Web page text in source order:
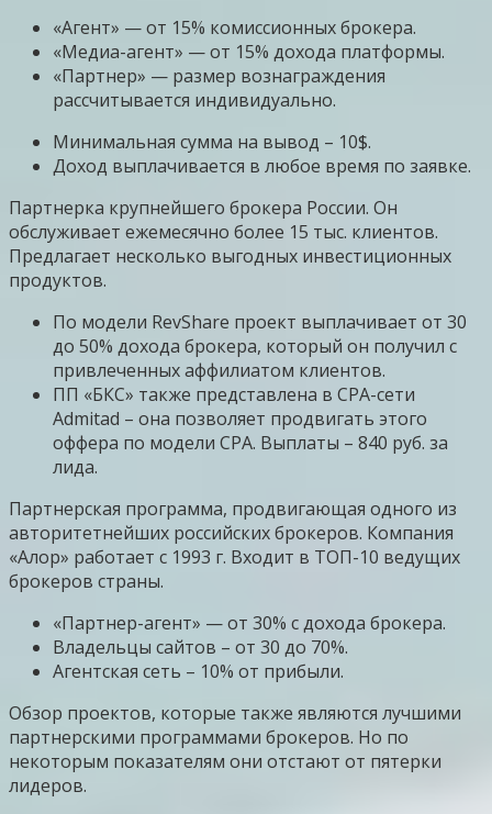
«Агент» — от 15% комиссионных брокера.
«Медиа-агент» — от 15% дохода платформы.
«Партнер» — размер вознаграждения
рассчитывается индивидуально.
Минимальная сумма на вывод – 10$.
Доход выплачивается в любое время по заявке.
Партнерка крупнейшего брокера России. Он
обслуживает ежемесячно более 15 тыс. клиентов.
Предлагает несколько выгодных инвестиционных
продуктов.
По модели RevShare проект выплачивает от 30
до 50% дохода брокера, который он получил с
привлеченных аффилиатом клиентов.
ПП «БКС» также представлена в CPA-сети
Admitad – она позволяет продвигать этого
оффера по модели CPA. Выплаты – 840 руб. за
лида.
Партнерская программа, продвигающая одного из
авторитетнейших российских брокеров. Компания
«Алор» работает с 1993 г. Входит в ТОП-10 ведущих
брокеров страны.
«Партнер-агент» — от 30% с дохода брокера.
Владельцы сайтов – от 30 до 70%.
Агентская сеть – 10% от прибыли.
Обзор проектов, которые также являются лучшими
партнерскими программами брокеров. Но по
некоторым показателям они отстают от пятерки
лидеров.